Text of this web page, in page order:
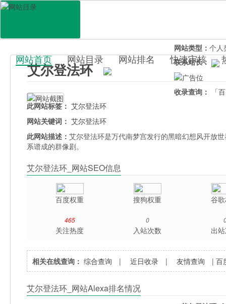
百科目录
网站首页 网站目录 网站排名 快速审核
艾尔登法环
网站类型： 个人
联系站长：
收录查询：
「
此网站标签： 艾尔登法环
网站关键词： 艾尔登法环
此网站描述：艾尔登法环是万代南梦宫发行的黑暗幻想风开放
系谱成的群像剧。
艾尔登法环_网站SEO信息
百度权重 搜狗权重 谷
465
关注热度
0
入站次数 出
相关在线查询： 综合查询 |近日收录 |友情查询 |百
艾尔登法环_网站Alexa排名情况